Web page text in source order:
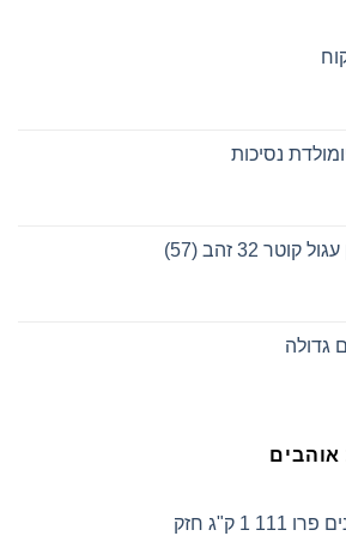
32 זהב (57)
גדולה
אוהבים
1 ק"ג חזק